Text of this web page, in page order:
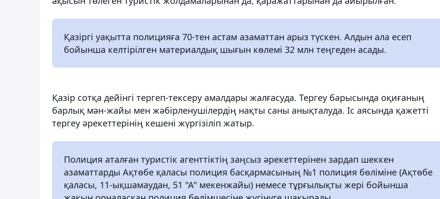
Қазіргі уақытта полицияға 70-тен астам азаматтан арыз түскен. Алдын ала есеп
бойынша келтірілген материалдық шығын көлемі 32 млн теңгеден асады.
Қазір сотқа дейінгі тергеп-тексеру амалдары жалғасуда. Тергеу барысында оқиғаның
барлық мән-жайы мен жәбірленушілердің нақты саны анықталуда. Іс аясында қажетті
тергеу әрекеттерінің кешені жүргізіліп жатыр.
Полиция аталған туристік агенттіктің заңсыз әрекеттерінен зардап шеккен
азаматтарды Ақтөбе қаласы полиция басқармасының №1 полиция бөліміне (Ақтөбе
қаласы, 11-ықшамаудан, 51 "А" мекенжайы) немесе тұрғылықты жері бойынша